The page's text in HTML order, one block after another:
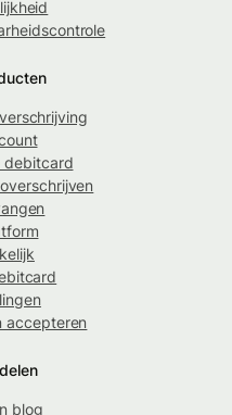
debitcard
accepteren
blog